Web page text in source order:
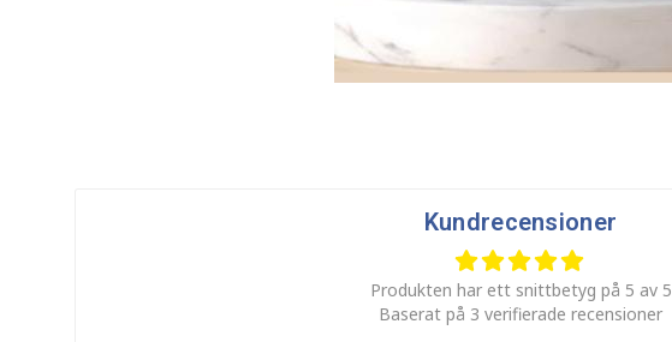
Kundrecensioner
Produkten har ett snittbetyg på 5 av 5
Baserat på 3 verifierade recensioner